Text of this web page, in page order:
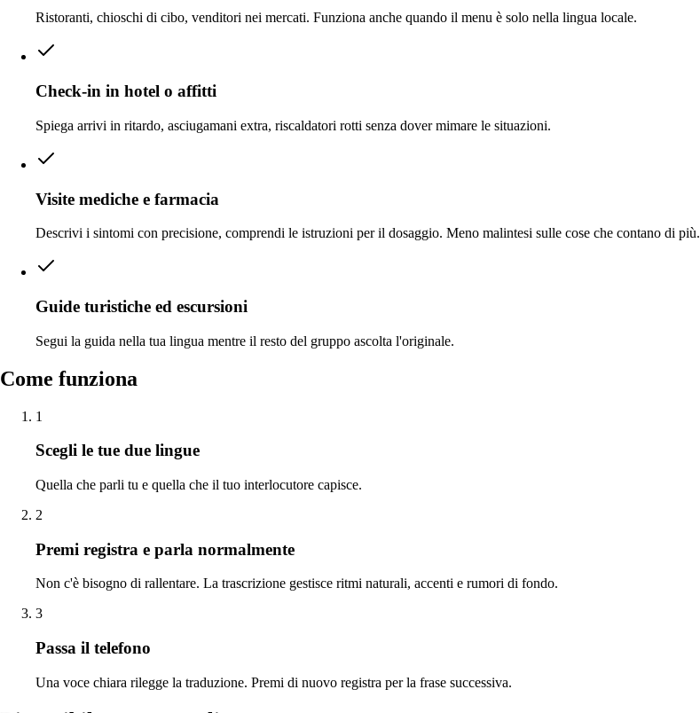
Ristoranti, chioschi di cibo, venditori nei mercati. Funziona anche quando il menu è solo nella lingua locale.
Check-in in hotel o affitti
Spiega arrivi in ritardo, asciugamani extra, riscaldatori rotti senza dover mimare le situazioni.
Visite mediche e farmacia
Descrivi i sintomi con precisione, comprendi le istruzioni per il dosaggio. Meno malintesi sulle cose che contano di più.
Guide turistiche ed escursioni
Segui la guida nella tua lingua mentre il resto del gruppo ascolta l'originale.
Come funziona
1
Scegli le tue due lingue
Quella che parli tu e quella che il tuo interlocutore capisce.
2
Premi registra e parla normalmente
Non c'è bisogno di rallentare. La trascrizione gestisce ritmi naturali, accenti e rumori di fondo.
3
Passa il telefono
Una voce chiara rilegge la traduzione. Premi di nuovo registra per la frase successiva.